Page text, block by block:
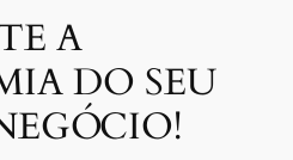
A
DO SEU